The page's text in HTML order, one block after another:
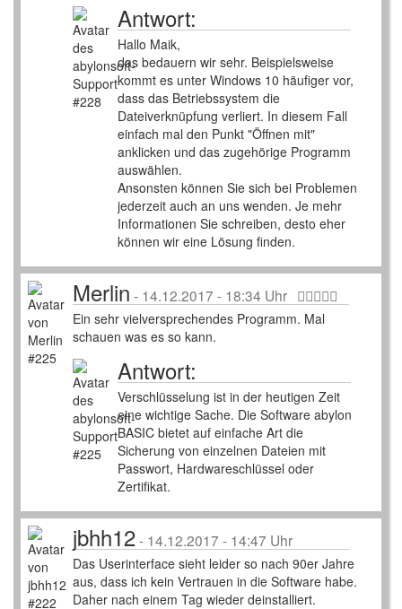
Antwort:
Hallo Maik,
das bedauern wir sehr. Beispielsweise
kommt es unter Windows 10 häufiger vor,
dass das Betriebssystem die
Dateiverknüpfung verliert. In diesem Fall
einfach mal den Punkt "Öffnen mit"
anklicken und das zugehörige Programm
auswählen.
Ansonsten können Sie sich bei Problemen
jederzeit auch an uns wenden. Je mehr
Informationen Sie schreiben, desto eher
können wir eine Lösung finden.
Merlin - 14.12.2017 - 18:34 Uhr
Ein sehr vielversprechendes Programm. Mal
schauen was es so kann.
Antwort:
Verschlüsselung ist in der heutigen Zeit
eine wichtige Sache. Die Software abylon
BASIC bietet auf einfache Art die
Sicherung von einzelnen Dateien mit
Passwort, Hardwareschlüssel oder
Zertifikat.
jbhh12- 14.12.2017 - 14:47 Uhr
Das Userinterface sieht leider so nach 90er Jahre
aus, dass ich kein Vertrauen in die Software habe.
Daher nach einem Tag wieder deinstalliert.